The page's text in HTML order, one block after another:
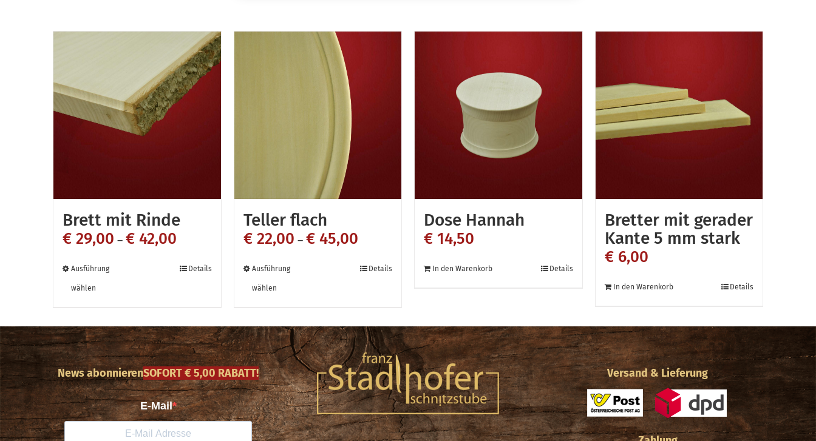
Brett mit Rinde
€ 29,00 – € 42,00
Ausführung
wählen
mehrere
Varianten
auf.
Die
Optionen
können
Details
Teller flach
€22,00 – €45,00
Ausführung
wählen
mehrere
Varianten
auf.
Die
Optionen
können
Details
Dose Hannah
€ 14,50
In den Warenkorb Details
Bretter mit gerader
Kante 5 mm stark
€6,00
In den Warenkorb Details
News abonnierenSOFORT € 5,00 RABATT! Versand & Lieferung